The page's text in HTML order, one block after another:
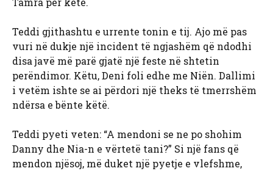
Teddi gjithashtu e urrente tonin e tij. Ajo më pas
vuri në dukje një incident të ngjashëm që ndodhi
disa javë më parë gjatë një feste në shtetin
perëndimor. Këtu, Deni foli edhe me Niën. Dallimi
i vetëm ishte se ai përdori një theks të tmerrshëm
ndërsa e bënte këtë.
Teddi pyeti veten: “A mendoni se ne po shohim
Danny dhe Nia-n e vërtetë tani?” Si një fans që
mendon njësoj, më duket një pyetje e vlefshme,